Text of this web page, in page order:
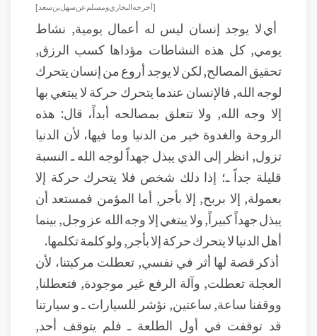
[أخرجه البخاري ومسلم عن سهل بن سعد]
أي لا يوجد إنسان ليس له أعمال يومية, نشاط
يومي, كل هذه النشاطات مؤداها كسب الرزق,
تحقيق المصالح, لكن لا يوجد أروع من إنسان يتحرك
لوجه الله, فالإنسان عندما يتحرك حركة لا يبتغي بها
إلا وجه الله, ولا تتعلق بمصالحه أبداً، قال: هذه
الروحة والغدوة خير من الدنيا وما فيها، لأن الدنيا
تزول, انظر إلى الذي يبذل جهداً لوجه الله ـ النسبة
قليلة جداً ـ؛ إذا دلك شخص فلا يتحرك حركة إلا
بعمولة, إلا بربح, إلا بأجر, أما المؤمن فمستعد أن
يبذل جهداً كبيراً, ولا يبتغي إلا وجه الله عز وجل, بينما
أهل الدنيا لا يتحرك حركة إلا بأجر, ولو كلمة تكلمها.
أذكر قصة لها أثر في نفسي, تعطلت مركبتنا، لأن
العجلة تعطلت, وآلة الرفع غير موجودة, فتعطلنا,
ووقفنا ساعة, ساعتين, نؤشر للسيارات ـ و سيارتنا
قد توقفت في أول الطلعة ـ فلم يتوقف أحد,